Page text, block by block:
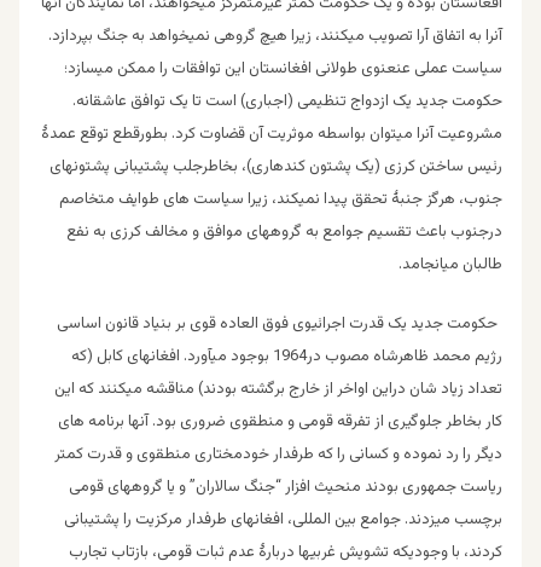
آنرا به اتفاق آرا تصویب میکنند، زیرا هیچ گروهی نمیخواهد به جنگ بپردازد.
سیاست عملی عنعنوی طولانی افغانستان این توافقات را ممکن میسازد؛
حکومت جدید یک ازدواج تنظیمی (اجباری) است تا یک توافق عاشقانه.
مشروعیت آنرا میتوان بواسطه موثریت آن قضاوت کرد. بطورقطع توقع عمدۀ
رئیس ساختن کرزی (یک پشتون کندهاری)، بخاطرجلب پشتیبانی پشتونهای
جنوب، هرگز جنبۀ تحقق پیدا نمیکند، زیرا سیاست های طوایف متخاصم
درجنوب باعث تقسیم جوامع به گروههای موافق و مخالف کرزی به نفع
طالبان میانجامد.
حکومت جدید یک قدرت اجرائیوی فوق العاده قوی بر بنیاد قانون اساسی
رژیم محمد ظاهرشاه مصوب در1964 بوجود میآورد. افغانهای کابل (که
تعداد زیاد شان دراین اواخر از خارج برگشته بودند) مناقشه میکنند که این
کار بخاطر جلوگیری از تفرقه قومی و منطقوی ضروری بود. آنها برنامه های
دیگر را رد نموده و کسانی را که طرفدار خودمختاری منطقوی و قدرت کمتر
ریاست جمهوری بودند منحیث افزار “جنگ سالاران” و یا گروههای قومی
برچسب میزدند. جوامع بین المللی، افغانهای طرفدار مرکزیت را پشتیبانی
کردند، با وجودیکه تشویش غربیها دربارۀ عدم ثبات قومی، بازتاب تجارب